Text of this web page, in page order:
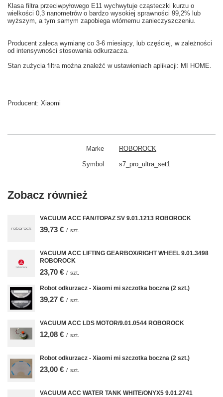
Klasa filtra przeciwpyłowego E11 wychwytuje cząsteczki kurzu o
wielkości 0,3 nanometrów o bardzo wysokiej sprawności 99,2% lub
wyższym, a tym samym zapobiega wtórnemu zanieczyszczeniu.
Producent zaleca wymianę co 3-6 miesiący, lub częściej, w zależności
od intensywności stosowania odkurzacza.
Stan zużycia filtra można znaleźć w ustawieniach aplikacji: MI HOME.
Producent: Xiaomi
Marke ROBOROCK
Symbol s7_pro_ultra_set1
Zobacz również
VACUUM ACC FAN/TOPAZ SV 9.01.1213 ROBOROCK
39,73 € / szt.
VACUUM ACC LIFTING GEARBOX/RIGHT WHEEL 9.01.3498
ROBOROCK
23,70 € / szt.
Robot odkurzacz - Xiaomi mi szczotka boczna (2 szt.)
39,27 € / szt.
VACUUM ACC LDS MOTOR/9.01.0544 ROBOROCK
12,08 € / szt.
Robot odkurzacz - Xiaomi mi szczotka boczna (2 szt.)
23,00 € / szt.
VACUUM ACC WATER TANK WHITE/ONYX5 9.01.2741